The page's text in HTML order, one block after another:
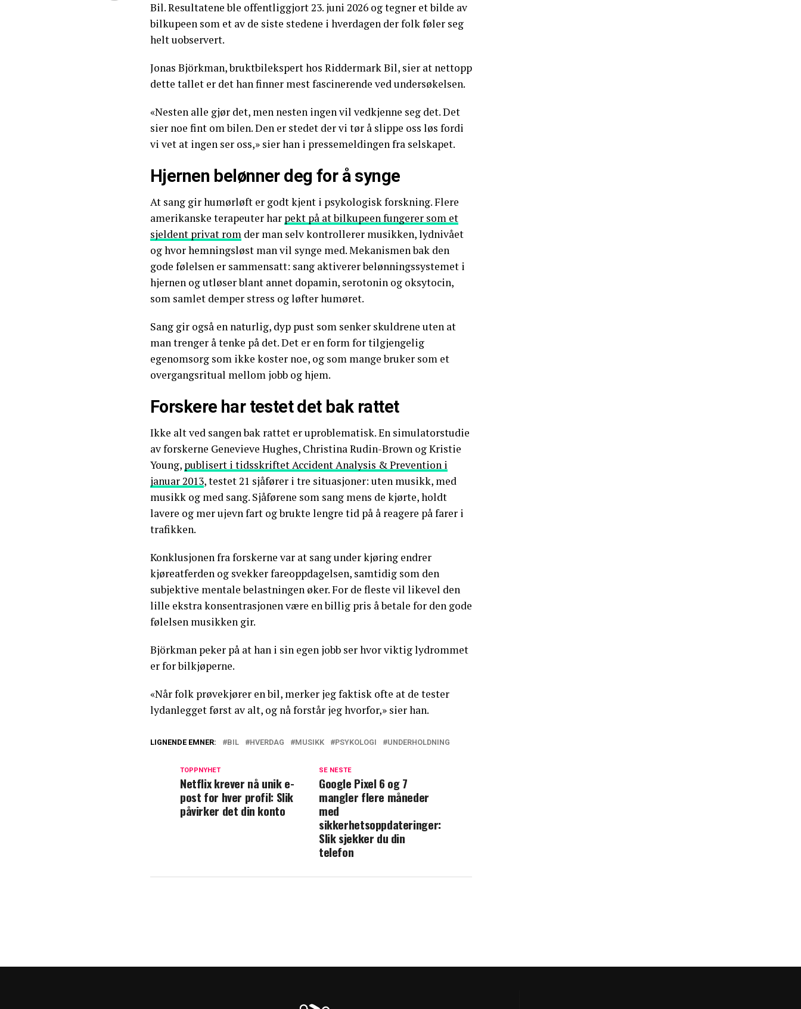
Bil. Resultatene ble offentliggjort 23. juni 2026 og tegner et bilde av
bilkupeen som et av de siste stedene i hverdagen der folk føler seg
helt uobservert.
Jonas Björkman, bruktbilekspert hos Riddermark Bil, sier at nettopp
dette tallet er det han finner mest fascinerende ved undersøkelsen.
«Nesten alle gjør det, men nesten ingen vil vedkjenne seg det. Det
sier noe fint om bilen. Den er stedet der vi tør å slippe oss løs fordi
vi vet at ingen ser oss,» sier han i pressemeldingen fra selskapet.
Hjernen belønner deg for å synge
At sang gir humørløft er godt kjent i psykologisk forskning. Flere
amerikanske terapeuter har pekt på at bilkupeen fungerer som et
sjeldent privat rom der man selv kontrollerer musikken, lydnivået
og hvor hemningsløst man vil synge med. Mekanismen bak den
gode følelsen er sammensatt: sang aktiverer belønningssystemet i
hjernen og utløser blant annet dopamin, serotonin og oksytocin,
som samlet demper stress og løfter humøret.
Sang gir også en naturlig, dyp pust som senker skuldrene uten at
man trenger å tenke på det. Det er en form for tilgjengelig
egenomsorg som ikke koster noe, og som mange bruker som et
overgangsritual mellom jobb og hjem.
Forskere har testet det bak rattet
Ikke alt ved sangen bak rattet er uproblematisk. En simulatorstudie
av forskerne Genevieve Hughes, Christina Rudin-Brown og Kristie
Young, publisert i tidsskriftet Accident Analysis & Prevention i
januar 2013, testet 21 sjåfører i tre situasjoner: uten musikk, med
musikk og med sang. Sjåførene som sang mens de kjørte, holdt
lavere og mer ujevn fart og brukte lengre tid på å reagere på farer i
trafikken.
Konklusjonen fra forskerne var at sang under kjøring endrer
kjøreatferden og svekker fareoppdagelsen, samtidig som den
subjektive mentale belastningen øker. For de fleste vil likevel den
lille ekstra konsentrasjonen være en billig pris å betale for den gode
følelsen musikken gir.
Björkman peker på at han i sin egen jobb ser hvor viktig lydrommet
er for bilkjøperne.
«Når folk prøvekjører en bil, merker jeg faktisk ofte at de tester
lydanlegget først av alt, og nå forstår jeg hvorfor,» sier han.
LIGNENDE EMNER: BIL HVERDAG MUSIKK PSYKOLOGI UNDERHOLDNING
SE NESTE
Google Pixel 6 og 7
mangler flere måneder
med
sikkerhetsoppdateringer:
Slik sjekker du din
telefon
TOPPNYHET
Netflix krever nå unik e-
post for hver profil: Slik
påvirker det din konto